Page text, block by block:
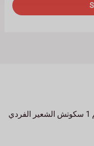
ويسكي ماكالان إيديشن رقم 1 سكوتش الشعير الفردي